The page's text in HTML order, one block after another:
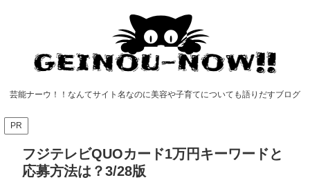
芸能ナーウ！！なんてサイト名なのに美容や子育てについても語りだすブログ
PR
フジテレビQUOカード1万円キーワードと
応募方法は？3/28版